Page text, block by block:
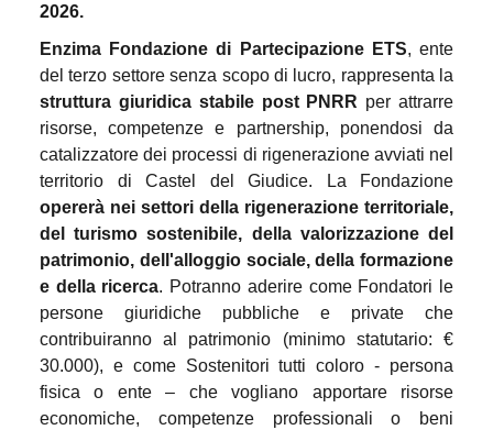
2026.
Enzima Fondazione di Partecipazione ETS, ente
del terzo settore senza scopo di lucro, rappresenta la
struttura giuridica stabile post PNRR per attrarre
risorse, competenze e partnership, ponendosi da
catalizzatore dei processi di rigenerazione avviati nel
territorio di Castel del Giudice.
La Fondazione
opererà nei settori della rigenerazione territoriale,
del turismo sostenibile, della valorizzazione del
patrimonio, dell'alloggio sociale, della formazione
e della ricerca. Potranno aderire come Fondatori le
persone giuridiche pubbliche e private che
contribuiranno al patrimonio (minimo statutario: €
30.000), e come Sostenitori tutti coloro - persona
fisica o ente – che vogliano apportare risorse
economiche, competenze professionali o beni